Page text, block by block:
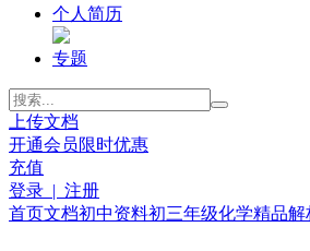
个人简历
专题
上传文档
开通会员限时优惠
充值
登录 | 注册
首页文档初中资料初三年级化学精品解